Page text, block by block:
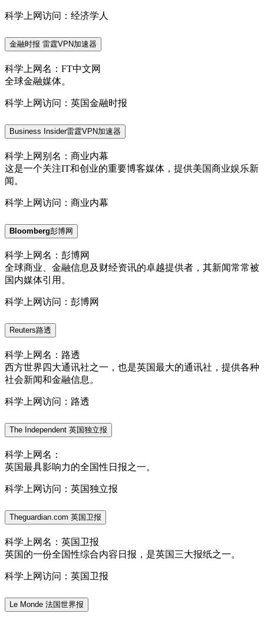
科学上网访问：经济学人
金融时报 雷霆VPN加速器
科学上网名：FT中文网
全球金融媒体。
科学上网访问：英国金融时报
Business Insider雷霆VPN加速器
科学上网别名：商业内幕
这是一个关注IT和创业的重要博客媒体，提供美国商业娱乐新
闻。
科学上网访问：商业内幕
Bloomberg彭博网
科学上网名：彭博网
全球商业、金融信息及财经资讯的卓越提供者，其新闻常常被
国内媒体引用。
科学上网访问：彭博网
Reuters路透
科学上网名：路透
西方世界四大通讯社之一，也是英国最大的通讯社，提供各种
社会新闻和金融信息。
科学上网访问：路透
The Independent 英国独立报
科学上网名：
英国最具影响力的全国性日报之一。
科学上网访问：英国独立报
Theguardian.com 英国卫报
科学上网名：英国卫报
英国的一份全国性综合内容日报，是英国三大报纸之一。
科学上网访问：英国卫报
Le Monde 法国世界报